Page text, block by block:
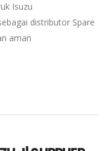
Isuzu
distributor Spare
aman